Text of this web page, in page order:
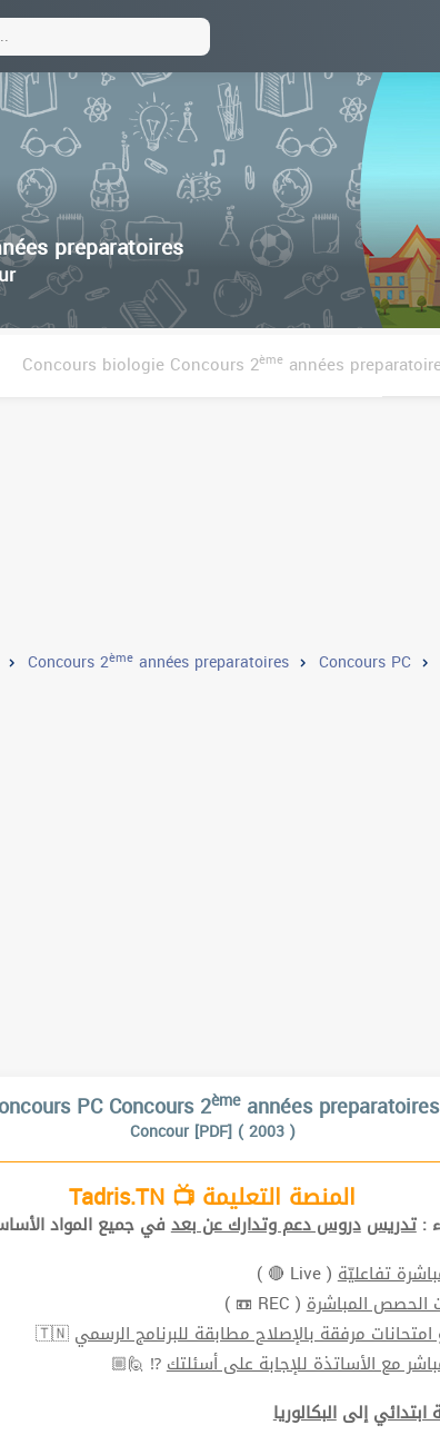
preparatoires
Concours biologie Concours 2ème années
Concours 2ème années preparatoires Concours PC
PC Concours 2èmeannées preparatoires
Concour [PDF] ( 2003 )
المنصة التعليمة 📺 Tadris.TN
:تدريس دروس دعم وتدارك عن بعدفي جميع المواد
تفاعليّة( Live 🔴 )
الحصص المباشرة( REC 📼 )
امتحانات مرفقة بالإصلاح مطابقة للبرنامج الرسمي 🇹🇳
مع الأساتذة للإجابة على أسئلتك⁉ 🙋🏼
ابتدائيإلىالبكالوريا